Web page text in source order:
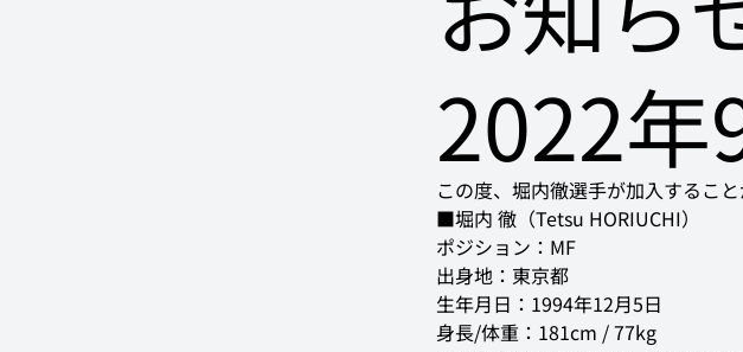
2022年
この度、堀内徹選手が加入するこ
ポジション：MF
出身地：東京都
生年月日：1994年12月5日
身長/体重：181cm / 77kg